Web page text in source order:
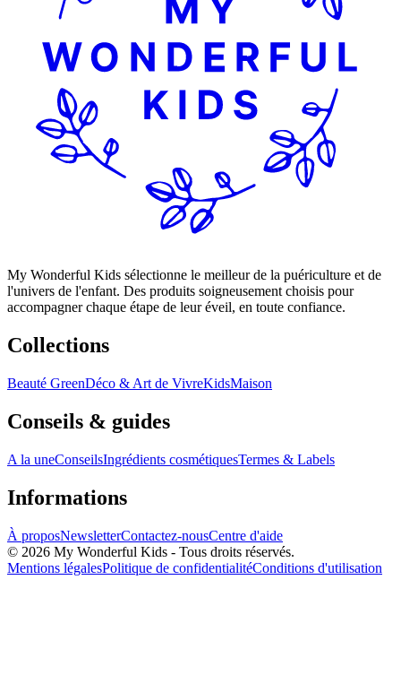
My Wonderful Kids sélectionne le meilleur de la puériculture et de
l'univers de l'enfant. Des produits soigneusement choisis pour
accompagner chaque étape de leur éveil, en toute confiance.
Collections
Beauté GreenDéco & Art de VivreKidsMaison
Conseils & guides
A la uneConseilsIngrédients cosmétiquesTermes & Labels
Informations
À proposNewsletterContactez-nousCentre d'aide
© 2026 My Wonderful Kids - Tous droits réservés.
Mentions légalesPolitique de confidentialitéConditions d'utilisation